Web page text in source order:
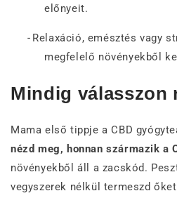
előnyeit.
- Relaxáció, emésztés vagy
megfelelő növényekből
Mindig válasszon
Mama első tippje a CBD
nézd meg, honnan származik a
növényekből áll a zacskód.
vegyszerek nélkül termeszd